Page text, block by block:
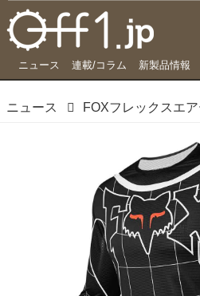
ニュース 連載/コラム 新製品情報
ニュース